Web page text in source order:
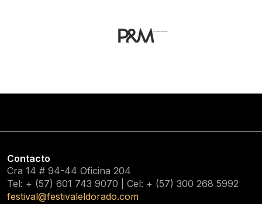
Contacto
Cra 14 # 94-44 Oficina 204
Tel: + (57) 601 743 9070 | Cel: + (57) 300 268 5992
festival@festivaleldorado.com